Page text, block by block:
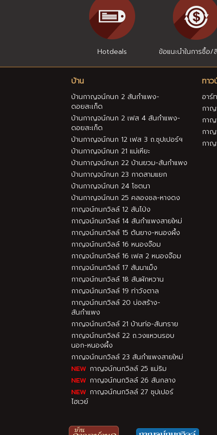
Hotdeals ข้อแนะนำในการซื้อ/
บ้าน
บ้านกาญจน์กนก 2 สันกำแพง-
ดอยสะเก็ด
บ้านกาญจน์กนก 2 เฟส 4 สันกำแพง-
ดอยสะเก็ด
บ้านกาญจน์กนก 12 เฟส 3 ถ.ซุปเปอร์ฯ
บ้านกาญจน์กนก 21 แม่เหียะ
บ้านกาญจน์กนก 22 บ้านยวม-สันกำแพง
บ้านกาญจน์กนก 23 กาดสามแยก
บ้านกาญจน์กนก 24 โชตนา
บ้านกาญจน์กนก 25 คลองชล-หางดง
กาญจน์กนกวิลล์ 12 สันโป่ง
กาญจน์กนกวิลล์ 14 สันกำแพงสายใหม่
กาญจน์กนกวิลล์ 15 ต้นยาง-หนองผึ้ง
กาญจน์กนกวิลล์ 16 หนองจ๊อม
กาญจน์กนกวิลล์ 16 เฟส 2 หนองจ๊อม
กาญจน์กนกวิลล์ 17 สันนาเม็ง
กาญจน์กนกวิลล์ 18 สันผักหวาน
กาญจน์กนกวิลล์ 19 ท่าวังตาล
กาญจน์กนกวิลล์ 20 บ่อสร้าง-
สันกำแพง
กาญจน์กนกวิลล์ 21 บ้านท่อ-สันทราย
กาญจน์กนกวิลล์ 22 ถ.วงแหวนรอบ
นอก-หนองผึ้ง
กาญจน์กนกวิลล์ 23 สันกำแพงสายใหม่
กาญจน์กนกวิลล์ 25 แม่ริม
กาญจน์กนกวิลล์ 26 สันกลาง
กาญจน์กนกวิลล์ 27 ซุปเปอร์
ไฮเวย์
ทาว
อาร์
กาญ
กาญ
กา
กา